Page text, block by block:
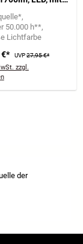
50.000 h**
Lichtfarbe
€* UVP27,95 €*
zzgl.
der